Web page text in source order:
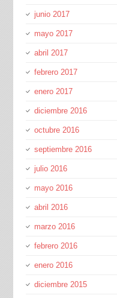
junio 2017
mayo 2017
abril 2017
febrero 2017
enero 2017
diciembre 2016
octubre 2016
septiembre 2016
julio 2016
mayo 2016
abril 2016
marzo 2016
febrero 2016
enero 2016
diciembre 2015